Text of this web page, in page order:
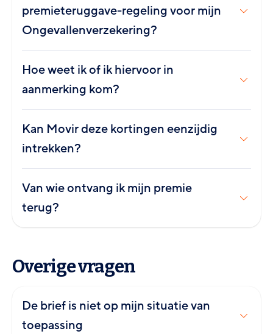
premieteruggave-regeling voor mijn
Ongevallenverzekering?
Hoe weet ik of ik hiervoor in
aanmerking kom?
Kan Movir deze kortingen eenzijdig
intrekken?
Van wie ontvang ik mijn premie
terug?
Overige vragen
De brief is niet op mijn situatie van
toepassing